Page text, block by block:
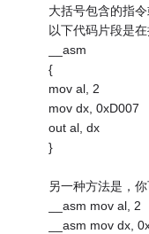
大括号包含的指
以下代码片段是
__asm
{
mov al, 2
mov dx, 0xD007
out al, dx
}
另一种方法是，
__asm mov al, 2
__asm mov dx,